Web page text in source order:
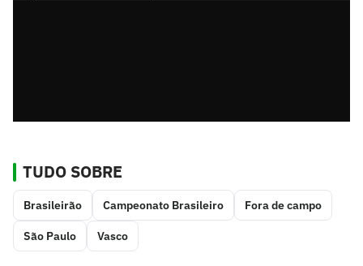
TUDO SOBRE
Brasileirão Campeonato Brasileiro Fora de campo
São Paulo Vasco